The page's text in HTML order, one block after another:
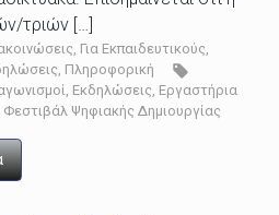
τριών […]
, Για Εκπαιδευτικούς,
, Πληροφορική
, Εκδηλώσεις, Εργαστήρια
Φεστιβάλ Ψηφιακής Δημιουργίας